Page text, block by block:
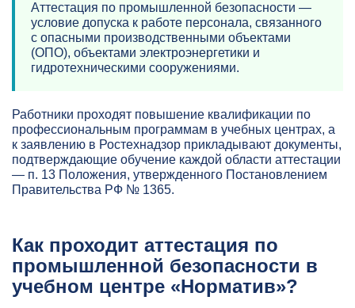
Аттестация по промышленной безопасности —
условие допуска к работе персонала, связанного
с опасными производственными объектами
(ОПО), объектами электроэнергетики и
гидротехническими сооружениями.
Работники проходят повышение квалификации по
профессиональным программам в учебных центрах, а
к заявлению в Ростехнадзор прикладывают документы,
подтверждающие обучение каждой области аттестации
— п. 13 Положения, утвержденного Постановлением
Правительства РФ № 1365.
Как проходит аттестация по
промышленной безопасности в
учебном центре «Норматив»?